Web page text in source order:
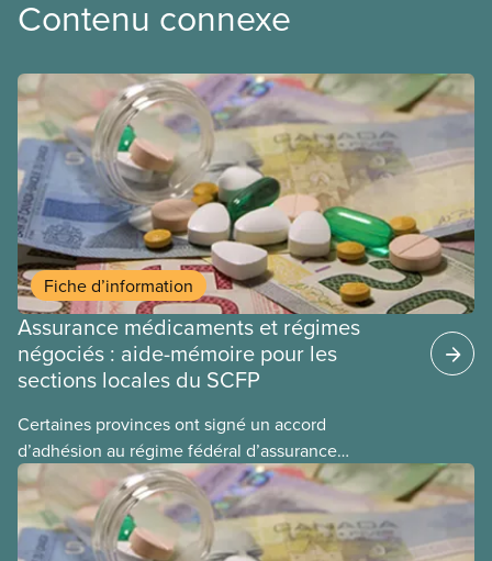
Contenu connexe
Fiche d’information
Assurance médicaments et régimes
négociés : aide-mémoire pour les
sections locales du SCFP
Certaines provinces ont signé un accord
d’adhésion au régime fédéral d’assurance
médicaments. Les sections locales du SCFP dans
ces provinces s’interrogent sur l’incidence que ce
régime pourrait avoir sur leurs avantages
sociaux actuels.